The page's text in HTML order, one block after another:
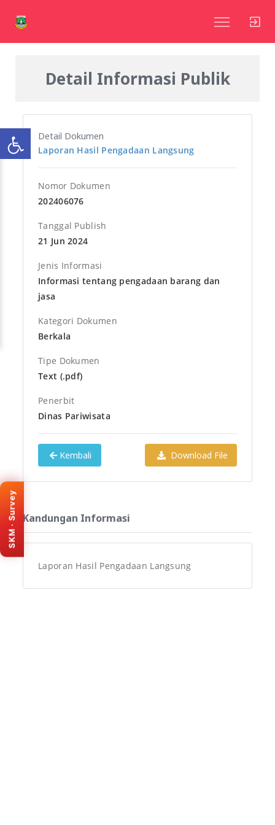
Detail Informasi Publik
Detail Dokumen
Laporan Hasil Pengadaan Langsung
Nomor Dokumen
202406076
Tanggal Publish
21 Jun 2024
Jenis Informasi
Informasi tentang pengadaan barang dan
jasa
Kategori Dokumen
Berkala
Tipe Dokumen
Text (.pdf)
Penerbit
Dinas Pariwisata
Kembali Download File
Kandungan Informasi
Laporan Hasil Pengadaan Langsung
SKM · Survey
KEMENPAN · SKM
layanan e-PPID Provinsi
Banten. Isi survey melalui
portal resmi SKM (tab